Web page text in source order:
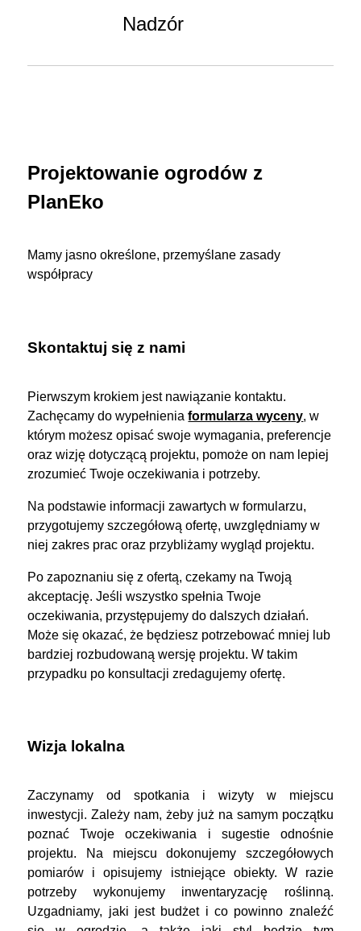
Nadzór
Projektowanie ogrodów z
PlanEko
Mamy jasno określone, przemyślane zasady
współpracy
Skontaktuj się z nami
Pierwszym krokiem jest nawiązanie kontaktu.
Zachęcamy do wypełnieniaformularza wyceny, w
którym możesz opisać swoje wymagania, preferencje
oraz wizję dotyczącą projektu, pomoże on nam lepiej
zrozumieć Twoje oczekiwania i potrzeby.
Na podstawie informacji zawartych w formularzu,
przygotujemy szczegółową ofertę, uwzględniamy w
niej zakres prac oraz przybliżamy wygląd projektu.
Po zapoznaniu się z ofertą, czekamy na Twoją
akceptację. Jeśli wszystko spełnia Twoje
oczekiwania, przystępujemy do dalszych działań.
Może się okazać, że będziesz potrzebować mniej lub
bardziej rozbudowaną wersję projektu. W takim
przypadku po konsultacji zredagujemy ofertę.
Wizja lokalna
Zaczynamy od spotkania i wizyty w miejscu
inwestycji. Zależy nam, żeby już na samym początku
poznać Twoje oczekiwania i sugestie odnośnie
projektu. Na miejscu dokonujemy szczegółowych
pomiarów i opisujemy istniejące obiekty. W razie
potrzeby wykonujemy inwentaryzację roślinną.
Uzgadniamy, jaki jest budżet i co powinno znaleźć